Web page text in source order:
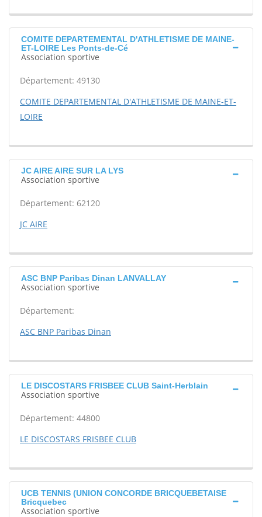
COMITE DEPARTEMENTAL D'ATHLETISME DE MAINE-
ET-LOIRE Les Ponts-de-Cé
Association sportive
Département: 49130
COMITE DEPARTEMENTAL D'ATHLETISME DE MAINE-ET-
LOIRE
JC AIRE AIRE SUR LA LYS
Association sportive
Département: 62120
JC AIRE
ASC BNP Paribas Dinan LANVALLAY
Association sportive
Département:
ASC BNP Paribas Dinan
LE DISCOSTARS FRISBEE CLUB Saint-Herblain
Association sportive
Département: 44800
LE DISCOSTARS FRISBEE CLUB
UCB TENNIS (UNION CONCORDE BRICQUEBETAISE
Bricquebec
Association sportive